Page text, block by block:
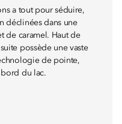
a tout pour séduire,
déclinées dans une
de caramel. Haut de
possède une vaste
de pointe,
bord du lac.